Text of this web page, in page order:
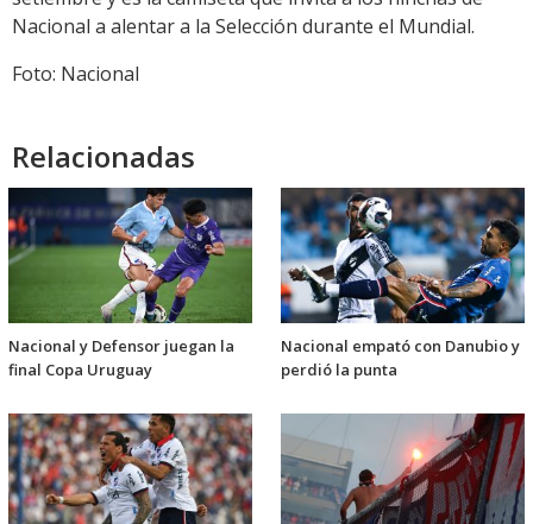
Nacional a alentar a la Selección durante el Mundial.
Foto: Nacional
Relacionadas
Nacional y Defensor juegan la
final Copa Uruguay
Nacional empató con Danubio y
perdió la punta